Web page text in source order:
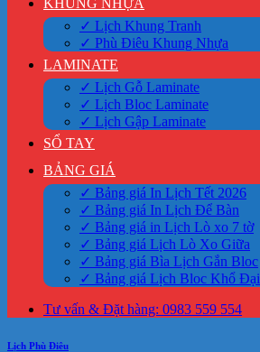
KHUNG NHỰA
✓ Lịch Khung Tranh
✓ Phù Điêu Khung Nhựa
LAMINATE
✓ Lịch Gỗ Laminate
✓ Lịch Bloc Laminate
✓ Lịch Gập Laminate
SỔ TAY
BẢNG GIÁ
✓ Bảng giá In Lịch Tết 2026
✓ Bảng giá In Lịch Để Bàn
✓ Bảng giá in Lịch Lò xo 7 tờ
✓ Bảng giá Lịch Lò Xo Giữa
✓ Bảng giá Bìa Lịch Gắn Bloc
✓ Bảng giá Lịch Bloc Khổ Đại
Tư vấn & Đặt hàng: 0983 559 554
Lịch Phù Điêu